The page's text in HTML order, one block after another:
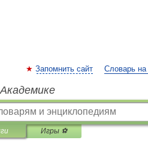
Запомнить сайт Словарь на
Игры ⚽